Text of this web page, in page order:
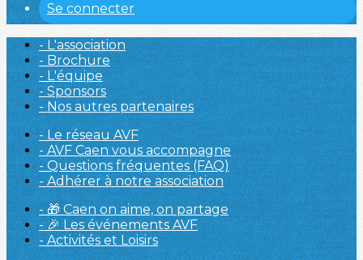
Se connecter
- L'association
- Brochure
- L'équipe
- Sponsors
- Nos autres partenaires
- Le réseau AVF
- AVF Caen vous accompagne
- Questions fréquentes (FAQ)
- Adhérer à notre association
- 🎁 Caen on aime, on partage
- 🎉 Les événements AVF
- Activités et Loisirs